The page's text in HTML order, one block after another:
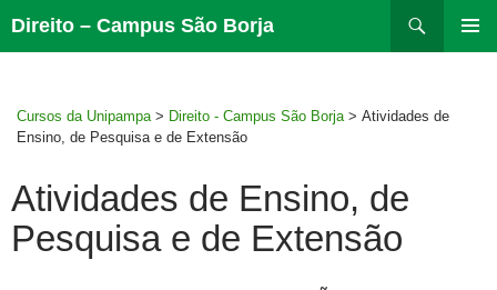
Direito – Campus São Borja
para
Cursos da Unipampa > Direito - Campus São Borja > Atividades de
Ensino, de Pesquisa e de Extensão
Atividades de Ensino, de
Pesquisa e de Extensão